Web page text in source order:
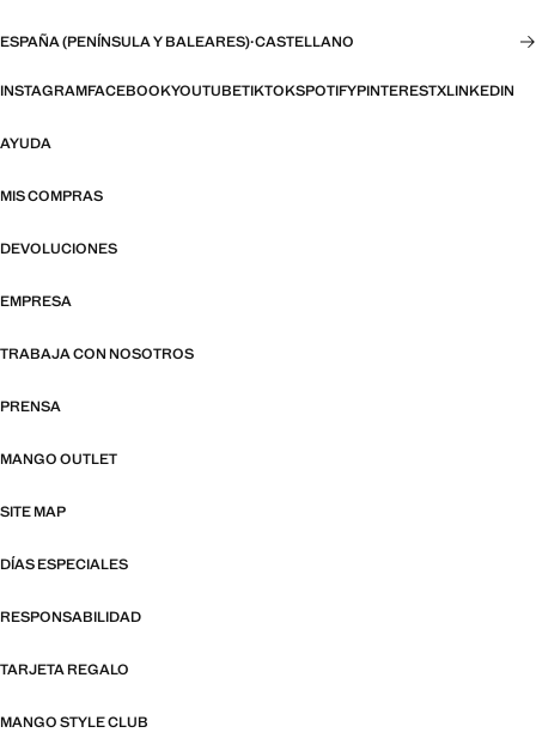
ESPAÑA (PENÍNSULA Y BALEARES)·CASTELLANO
INSTAGRAMFACEBOOKYOUTUBETIKTOKSPOTIFYPINTERESTXLINKEDIN
AYUDA
MIS COMPRAS
DEVOLUCIONES
EMPRESA
TRABAJA CON NOSOTROS
PRENSA
MANGO OUTLET
SITE MAP
DÍAS ESPECIALES
RESPONSABILIDAD
TARJETA REGALO
MANGO STYLE CLUB